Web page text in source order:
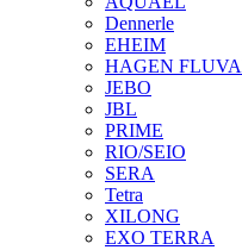
Dennerle
EHEIM
HAGEN
JEBO
JBL
PRIME
RIO/SEIO
SERA
Tetra
XILONG
EXO TERRA